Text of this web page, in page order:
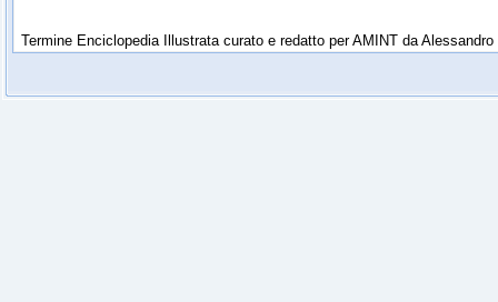
Termine Enciclopedia Illustrata curato e redatto per AMINT da